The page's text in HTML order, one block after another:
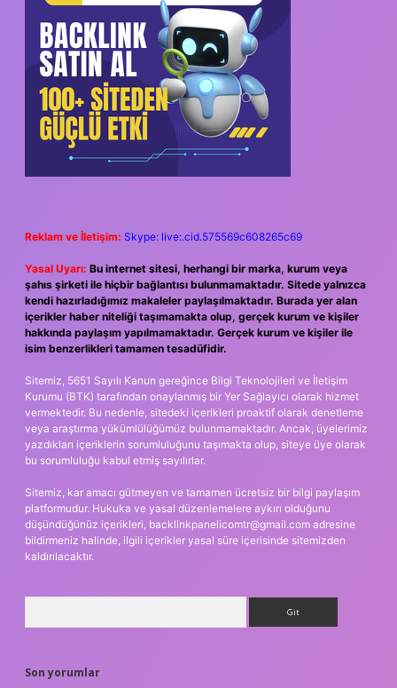
Reklam ve İletişim: Skype: live:.cid.575569c608265c69
Yasal Uyarı: Bu internet sitesi, herhangi bir marka, kurum veya
şahıs şirketi ile hiçbir bağlantısı bulunmamaktadır. Sitede yalnızca
kendi hazırladığımız makaleler paylaşılmaktadır. Burada yer alan
içerikler haber niteliği taşımamakta olup, gerçek kurum ve kişiler
hakkında paylaşım yapılmamaktadır. Gerçek kurum ve kişiler ile
isim benzerlikleri tamamen tesadüfidir.
Sitemiz, 5651 Sayılı Kanun gereğince Bilgi Teknolojileri ve İletişim
Kurumu (BTK) tarafından onaylanmış bir Yer Sağlayıcı olarak hizmet
vermektedir. Bu nedenle, sitedeki içerikleri proaktif olarak denetleme
veya araştırma yükümlülüğümüz bulunmamaktadır. Ancak, üyelerimiz
yazdıkları içeriklerin sorumluluğunu taşımakta olup, siteye üye olarak
bu sorumluluğu kabul etmiş sayılırlar.
Sitemiz, kar amacı gütmeyen ve tamamen ücretsiz bir bilgi paylaşım
platformudur. Hukuka ve yasal düzenlemelere aykırı olduğunu
düşündüğünüz içerikleri, backlinkpanelicomtr@gmail.com adresine
bildirmeniz halinde, ilgili içerikler yasal süre içerisinde sitemizden
kaldırılacaktır.
Son yorumlar